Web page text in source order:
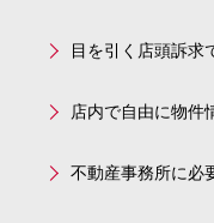
目を引く店頭訴求
店内で自由に物件
不動産事務所に必